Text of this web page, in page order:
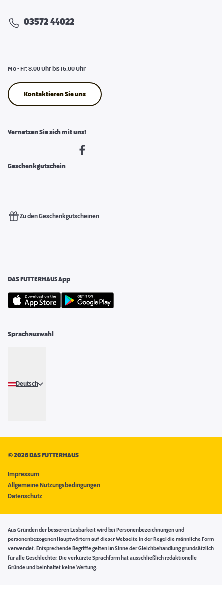
03572 44022
Mo - Fr: 8.00 Uhr bis 16.00 Uhr
Kontaktieren Sie uns
Vernetzen Sie sich mit uns!
Geschenkgutschein
Zu den Geschenkgutscheinen
DAS FUTTERHAUS App
Sprachauswahl
Deutsch
©2026 DAS FUTTERHAUS
Impressum
Allgemeine Nutzungsbedingungen
Datenschutz
Aus Gründen der besseren Lesbarkeit wird bei Personenbezeichnungen und
personenbezogenen Hauptwörtern auf dieser Webseite in der Regel die männliche Form
verwendet. Entsprechende Begriffe gelten im Sinne der Gleichbehandlung grundsätzlich
für alle Geschlechter. Die verkürzte Sprachform hat ausschließlich redaktionelle
Gründe und beinhaltet keine Wertung.